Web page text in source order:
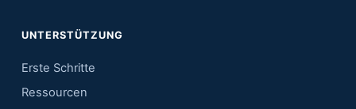
UNTERSTÜTZUNG
Erste Schritte
Ressourcen